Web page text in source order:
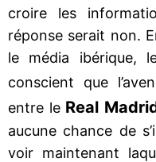
croire les
réponse serait non.
le média ibérique,
conscient que
entre le Real
aucune chance de
voir maintenant